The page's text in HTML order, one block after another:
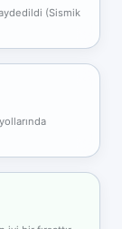
(Sismik